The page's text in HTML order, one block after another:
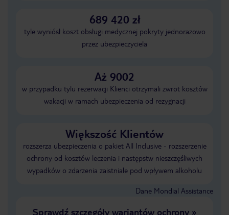
689 420 zł
tyle wyniósł koszt obsługi medycznej pokryty jednorazowo
przez ubezpieczyciela
Aż 9002
w przypadku tylu rezerwacji Klienci otrzymali zwrot kosztów
wakacji w ramach ubezpieczenia od rezygnacji
Większość Klientów
rozszerza ubezpieczenia o pakiet All Inclusive - rozszerzenie
ochrony od kosztów leczenia i następstw nieszczęśliwych
wypadków o zdarzenia zaistniałe pod wpływem alkoholu
Dane Mondial Assistance
Sprawdź szczegóły wariantów ochrony»